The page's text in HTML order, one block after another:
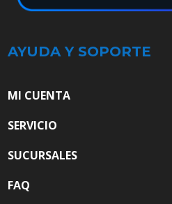
AYUDA Y SOPORTE
MI CUENTA
SERVICIO
SUCURSALES
FAQ